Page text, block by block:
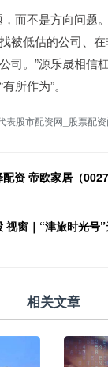
而不是方向问题
被低估的公司、
司。”源乐晟相信
所作为”。
表股市配资网_股票配
资 帝欧家居（
视窗｜“津旅时光
相关文章